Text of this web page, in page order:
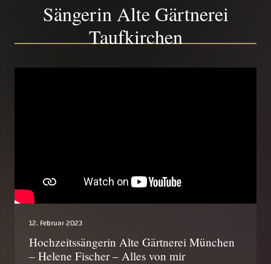
Sängerin Alte Gärtnerei
Taufkirchen
12. Februar 2023
Hochzeitssängerin Alte Gärtnerei München
– Helene Fischer – Alles von mir